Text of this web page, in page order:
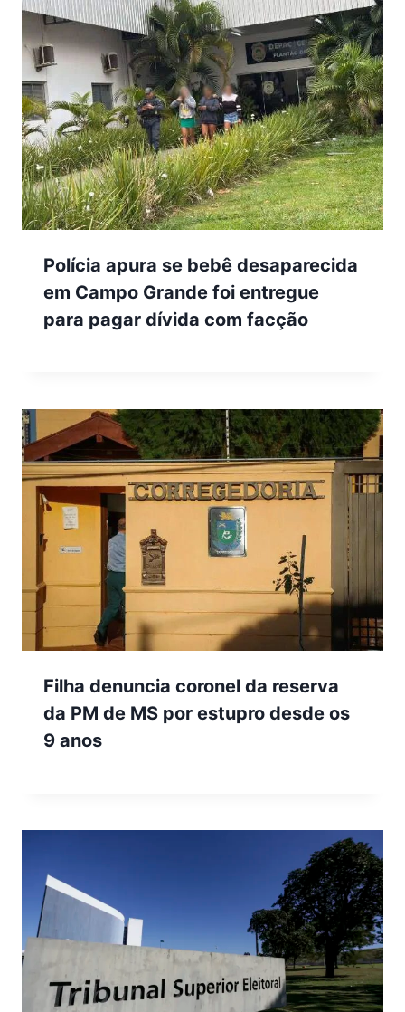
Polícia apura se bebê desaparecida
em Campo Grande foi entregue
para pagar dívida com facção
Filha denuncia coronel da reserva
da PM de MS por estupro desde os
9 anos